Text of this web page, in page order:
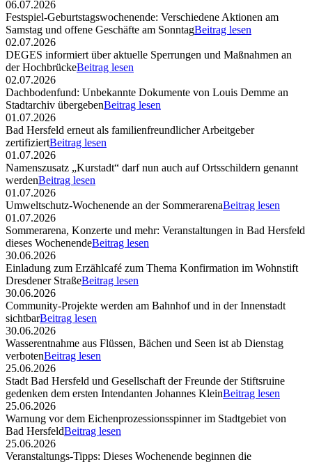
06.07.2026
Festspiel-Geburtstagswochenende: Verschiedene Aktionen am
Samstag und offene Geschäfte am SonntagBeitrag lesen
02.07.2026
DEGES informiert über aktuelle Sperrungen und Maßnahmen an
der HochbrückeBeitrag lesen
02.07.2026
Dachbodenfund: Unbekannte Dokumente von Louis Demme an
Stadtarchiv übergebenBeitrag lesen
01.07.2026
Bad Hersfeld erneut als familienfreundlicher Arbeitgeber
zertifiziertBeitrag lesen
01.07.2026
Namenszusatz „Kurstadt“ darf nun auch auf Ortsschildern genannt
werdenBeitrag lesen
01.07.2026
Umweltschutz-Wochenende an der SommerarenaBeitrag lesen
01.07.2026
Sommerarena, Konzerte und mehr: Veranstaltungen in Bad Hersfeld
dieses WochenendeBeitrag lesen
30.06.2026
Einladung zum Erzählcafé zum Thema Konfirmation im Wohnstift
Dresdener StraßeBeitrag lesen
30.06.2026
Community-Projekte werden am Bahnhof und in der Innenstadt
sichtbarBeitrag lesen
30.06.2026
Wasserentnahme aus Flüssen, Bächen und Seen ist ab Dienstag
verbotenBeitrag lesen
25.06.2026
Stadt Bad Hersfeld und Gesellschaft der Freunde der Stiftsruine
gedenken dem ersten Intendanten Johannes KleinBeitrag lesen
25.06.2026
Warnung vor dem Eichenprozessionsspinner im Stadtgebiet von
Bad HersfeldBeitrag lesen
25.06.2026
Veranstaltungs-Tipps: Dieses Wochenende beginnen die